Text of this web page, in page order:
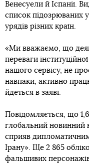
Венесуели й Іспанії.
список підозрюваних
урядів різних країн.
«Ми вважаємо, що
переваги
нашого сервісу, не
навпаки, активно
йдеться в заяві.
Повідомляється, що
глобальний новинний
сприяв
Ірану». Ще 2 865
фальшивих